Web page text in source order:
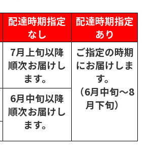
配達時期指定
なし
配達時期指定
あり
7月上旬以降
順次お届けし
ます。
ご指定の時期
にお届けしま
す。
（6月中旬～8
月下旬）
6月中旬以降
順次お届けし
ます。